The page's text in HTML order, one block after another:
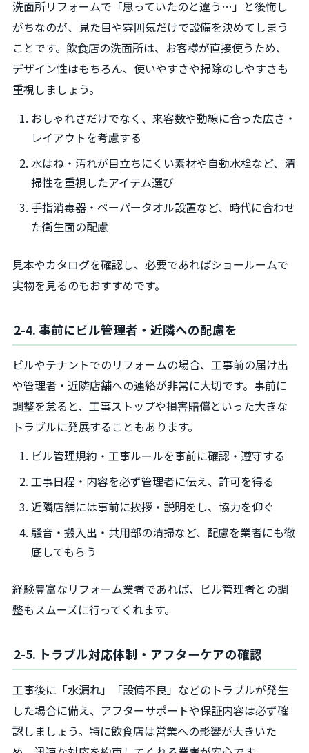
洗面所リフォームで「思っていたのと違う…」と後悔し
がちなのが、見た目や雰囲気だけで設備を決めてしまう
ことです。飲食店の洗面所は、お客様が直接使うため、
デザイン性はもちろん、使いやすさや掃除のしやすさも
重視しましょう。
おしゃれさだけでなく、来客数や動線に合った広さ・
レイアウトを考慮する
水はね・汚れが目立ちにくい素材や自動水栓など、清
掃性を重視したアイテム選び
手指消毒器・ペーパータオル設置など、時代に合わせ
た衛生面の配慮
見本やカタログを確認し、必要であればショールームで
実物を見るのもおすすめです。
2-4. 事前にビル管理者・近隣への配慮を
ビルやテナントでのリフォームの場合、工事前の届け出
や管理者・近隣店舗への連絡が非常に大切です。事前に
調整を怠ると、工事ストップや損害賠償といった大きな
トラブルに発展することもあります。
ビル管理規約・工事ルールを事前に確認・遵守する
工事日程・内容を必ず管理者に伝え、許可を得る
近隣店舗には事前に挨拶・説明をし、協力を仰ぐ
騒音・搬入出・共用部の清掃など、配慮を業者にも徹
底してもらう
経験豊富なリフォーム業者であれば、ビル管理者との調
整もスムーズに行ってくれます。
2-5. トラブル対応体制・アフターケアの確認
工事後に「水漏れ」「設備不良」などのトラブルが発生
した場合に備え、アフターサポートや保証内容は必ず確
認しましょう。特に飲食店は営業への影響が大きいた